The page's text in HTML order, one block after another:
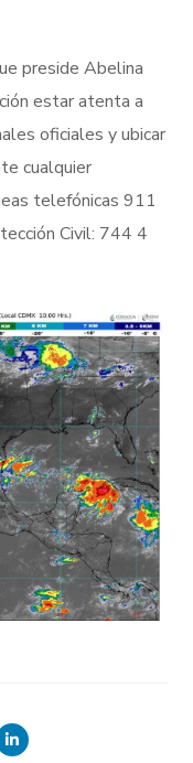
preside Abelina
estar atenta a
oficiales y ubicar
cualquier
telefónicas 911
Civil: 744 4